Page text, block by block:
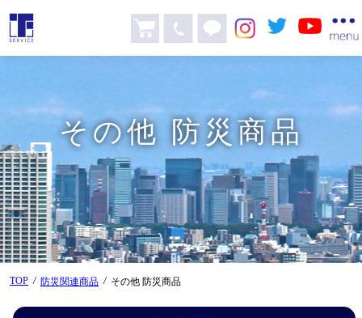
その他 防災商品
TOP / 防災関連商品 / その他 防災商品